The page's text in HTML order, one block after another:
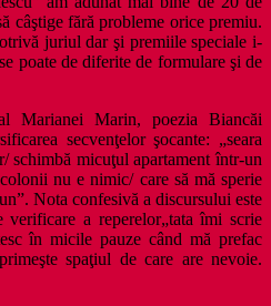
câştige fără probleme orice premiu.
juriul dar şi premiile speciale i-
poate de diferite de formulare şi de
Marianei Marin, poezia Biancăi
secvenţelor şocante: „seara
schimbă micuţul apartament într-un
nu e nimic/ care să mă sperie
Nota confesivă a discursului este
a reperelor„tata îmi scrie
în micile pauze când mă prefac
spaţiul de care are nevoie.